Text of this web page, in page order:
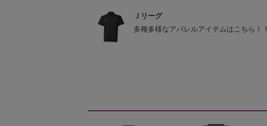
Ｊリーグ
多種多様なアパレルアイテムはこちら！！